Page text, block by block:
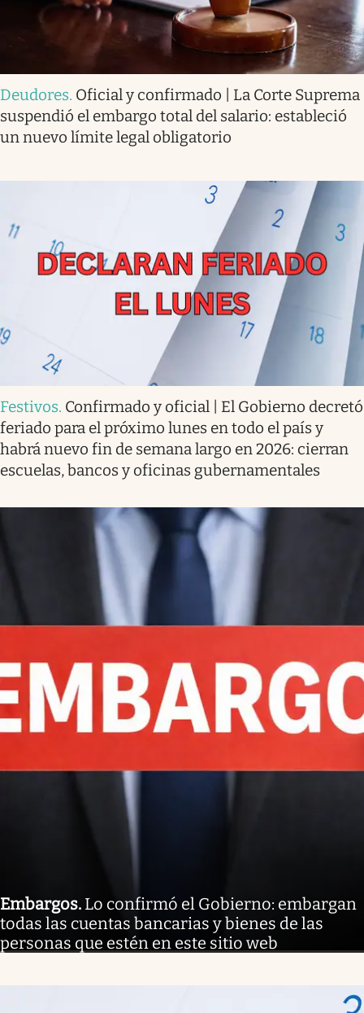
Deudores. Oficial y confirmado | La Corte Suprema
suspendió el embargo total del salario: estableció
un nuevo límite legal obligatorio
Festivos. Confirmado y oficial | El Gobierno decretó
feriado para el próximo lunes en todo el país y
habrá nuevo fin de semana largo en 2026: cierran
escuelas, bancos y oficinas gubernamentales
Embargos. Lo confirmó el Gobierno: embargan
todas las cuentas bancarias y bienes de las
personas que estén en este sitio web